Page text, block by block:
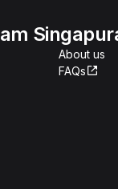
About us
FAQs